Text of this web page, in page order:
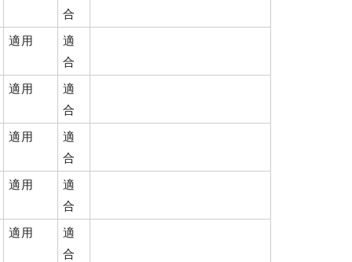
合
適用
適
合
適用
適
合
適用
適
合
適用
適
合
適用
適
合